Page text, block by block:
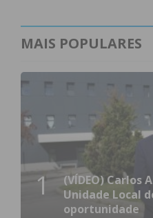
MAIS POPULARES
1
(VÍDEO) Carlos
Unidade Local
oportunidade